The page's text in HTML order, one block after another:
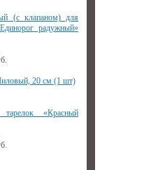
(с клапаном) для
радужный»
20 см (1 шт)
«Красный